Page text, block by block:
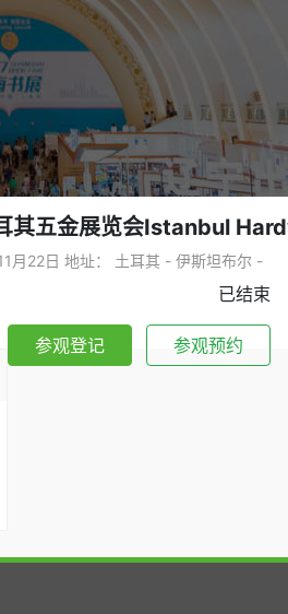
其五金展览会Istanbul
月22日 地址： 土耳其 - 伊斯坦布尔 -
已结束
参观登记
参观预约